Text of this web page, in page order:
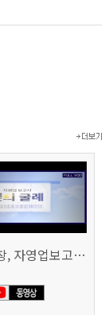
시사기획창, 자영업보고서 빚의 굴레 507회 (KBS 25.6.10)